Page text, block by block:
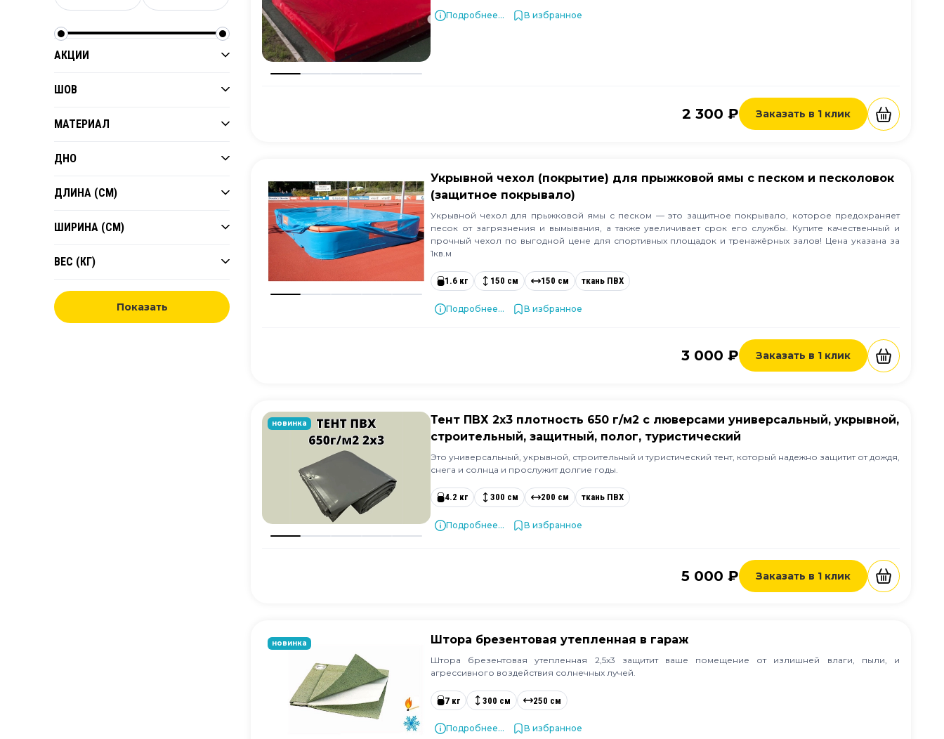
АКЦИИ
ШОВ
МАТЕРИАЛ
ДНО
ДЛИНА (СМ)
ШИРИНА (СМ)
ВЕС (КГ)
Показать
Подробнее... В избранное
2 300 ₽ Заказать в 1 клик
Укрывной чехол (покрытие) для прыжковой ямы с песком и песколовок
(защитное покрывало)
Укрывной чехол для прыжковой ямы с песком — это защитное покрывало, которое предохраняет
песок от загрязнения и вымывания, а также увеличивает срок его службы. Купите качественный и
прочный чехол по выгодной цене для спортивных площадок и тренажёрных залов! Цена указана за
1кв.м
1.6 кг 150 см 150 см ткань ПВХ
Подробнее... В избранное
3 000 ₽ Заказать в 1 клик
новинка
Тент ПВХ 2х3 плотность 650 г/м2 с люверсами универсальный, укрывной,
строительный, защитный, полог, туристический
Это универсальный, укрывной, строительный и туристический тент, который надежно защитит от дождя,
снега и солнца и прослужит долгие годы.
4.2 кг 300 см 200 см ткань ПВХ
Подробнее... В избранное
5 000 ₽ Заказать в 1 клик
новинка Штора брезентовая утепленная в гараж
Штора брезентовая утепленная 2,5х3 защитит ваше помещение от излишней влаги, пыли, и
агрессивного воздействия солнечных лучей.
7 кг 300 см 250 см
Подробнее... В избранное